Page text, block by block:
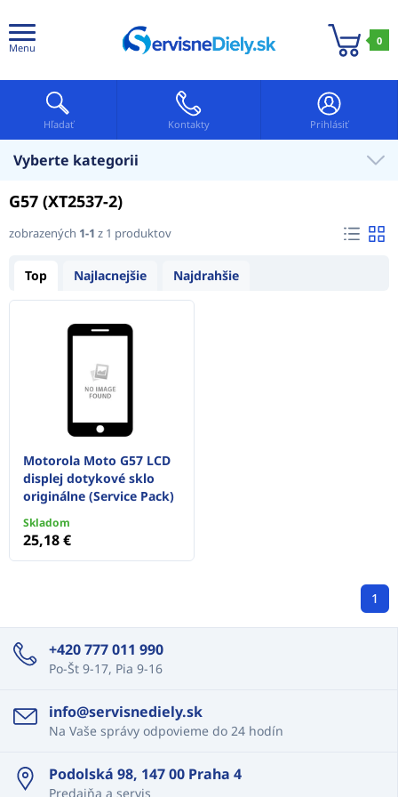
Menu
0
Hľadať Kontakty Prihlásiť
Vyberte kategorii
G57 (XT2537-2)
zobrazených 1-1 z 1 produktov
Top Najlacnejšie Najdrahšie
Motorola Moto G57 LCD
displej dotykové sklo
originálne (Service Pack)
Skladom
25,18 €
1
+420 777 011 990
Po-Št 9-17, Pia 9-16
info@servisnediely.sk
Na Vaše správy odpovieme do 24 hodín
Podolská 98, 147 00 Praha 4
Predajňa a servis